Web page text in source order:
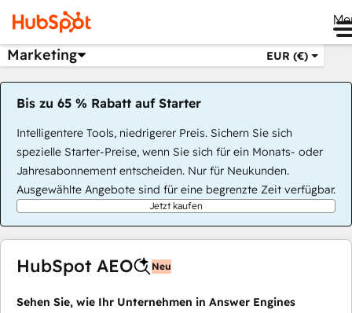
Marketing EUR (€)
Bis zu 65 % Rabatt auf Starter
Intelligentere Tools, niedrigerer Preis. Sichern Sie sich
spezielle Starter-Preise, wenn Sie sich für ein Monats- oder
Jahresabonnement entscheiden. Nur für Neukunden.
Ausgewählte Angebote sind für eine begrenzte Zeit verfügbar.
Jetzt kaufen
HubSpot AEO Neu
Sehen Sie, wie Ihr Unternehmen in Answer Engines